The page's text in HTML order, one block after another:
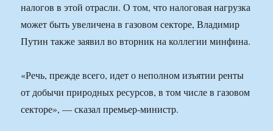
налогов в этой отрасли. О том, что налоговая нагрузка
может быть увеличена в газовом секторе, Владимир
Путин также заявил во вторник на коллегии минфина.
«Речь, прежде всего, идет о неполном изъятии ренты
от добычи природных ресурсов, в том числе в газовом
секторе», — сказал премьер-министр.